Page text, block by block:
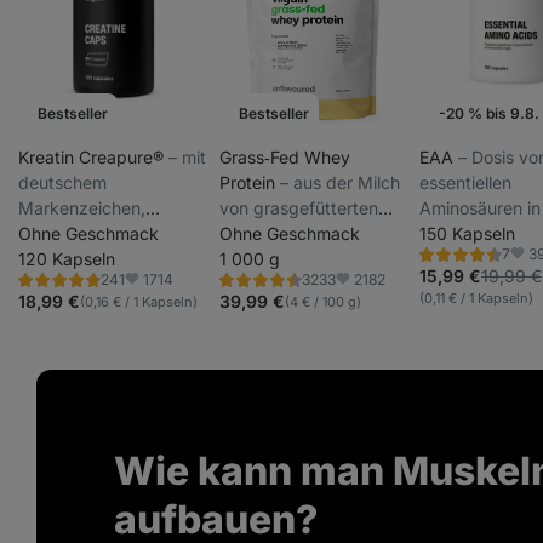
Bestseller
Kreatin Creapure® ⁠–⁠ mit
deutschem
Markenzeichen,
steigert die körperliche
Leistungsfähigkeit bei
aufeinanderfolgenden
kurzen Intervallen,
Ohne Geschmack
120 Kapseln
241
Bewertung
4.6/5,
241
Favoriten
1714
18,99 €(0,16 € / 1 Kapseln)
Bestseller
Grass‑Fed Whey
Protein ⁠–⁠ aus der Milch
von grasgefütterten
Kühen aus nachhaltiger
Haltung, mit Stevia
gesüßt, ultrafiltriert bei
niedrigen
Ohne Geschmack
1 000 g
3233
Bewertung
4.5/5,
3233
Favoriten
2182
39,99 €(4 € / 100 g)
-20 % bis 9.8.
Wochenaktion
EAA ⁠–⁠ Dosis
essentiellen
Aminosäuren
Kapseln,
150 Kapseln
7
Bewertung
4.3/5,
7
Rezensionen
15,99 €19,99 €
(0,11 € / 1 Kapseln)
Wie kann man
aufbauen?